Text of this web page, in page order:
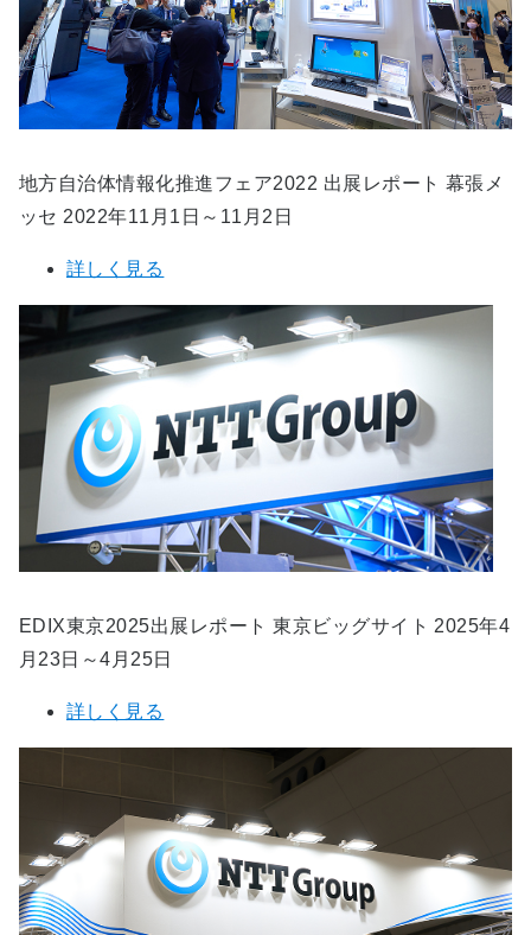
地方自治体情報化推進フェア2022 出展レポート 幕張メ
ッセ 2022年11月1日～11月2日
詳しく見る
EDIX東京2025出展レポート 東京ビッグサイト 2025年4
月23日～4月25日
詳しく見る